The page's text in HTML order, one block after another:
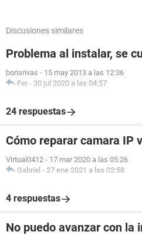
Discusiones similares
Problema al instalar, se
borisrivas - 15 may 2013 a las 12:36
Fer - 30 jul 2020 a las 04:57
24 respuestas
Cómo reparar camara IP
Virtual0412 - 17 mar 2020 a las 05:26
Gabriel - 27 ene 2021 a las 02:58
4 respuestas
No puedo avanzar con la